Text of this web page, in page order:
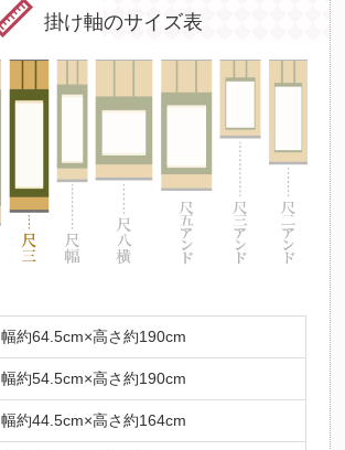
掛け軸のサイズ表
幅約64.5cm×高さ約190cm
幅約54.5cm×高さ約190cm
幅約44.5cm×高さ約164cm